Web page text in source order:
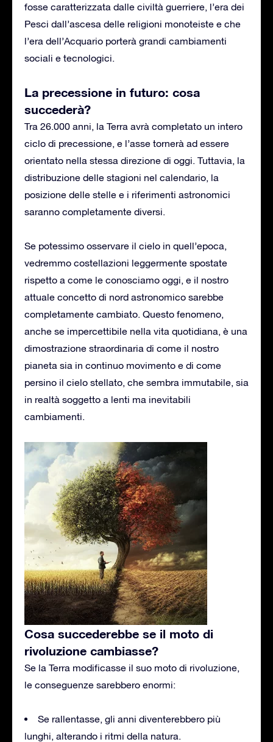
fosse caratterizzata dalle civiltà guerriere, l’era dei
Pesci dall’ascesa delle religioni monoteiste e che
l’era dell’Acquario porterà grandi cambiamenti
sociali e tecnologici.
La precessione in futuro: cosa
succederà?
Tra 26.000 anni, la Terra avrà completato un intero
ciclo di precessione, e l’asse tornerà ad essere
orientato nella stessa direzione di oggi. Tuttavia, la
distribuzione delle stagioni nel calendario, la
posizione delle stelle e i riferimenti astronomici
saranno completamente diversi.
Se potessimo osservare il cielo in quell’epoca,
vedremmo costellazioni leggermente spostate
rispetto a come le conosciamo oggi, e il nostro
attuale concetto di nord astronomico sarebbe
completamente cambiato. Questo fenomeno,
anche se impercettibile nella vita quotidiana, è una
dimostrazione straordinaria di come il nostro
pianeta sia in continuo movimento e di come
persino il cielo stellato, che sembra immutabile, sia
in realtà soggetto a lenti ma inevitabili
cambiamenti.
Cosa succederebbe se il moto di
rivoluzione cambiasse?
Se la Terra modificasse il suo moto di rivoluzione,
le conseguenze sarebbero enormi:
Se rallentasse, gli anni diventerebbero più
lunghi, alterando i ritmi della natura.